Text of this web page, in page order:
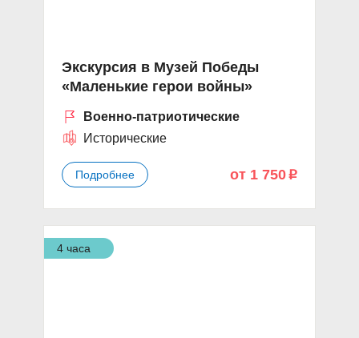
Экскурсия в Музей Победы
«Маленькие герои войны»
Военно-патриотические
Исторические
Подробнее от 1 750 p
4 часа